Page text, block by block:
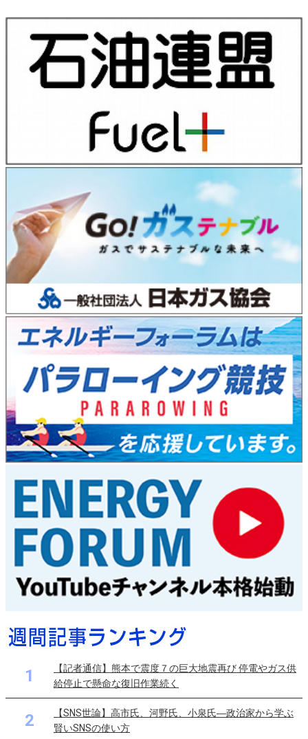
1
【記者通信】熊本で震度７の巨大地震再び 停電やガス供
給停止で懸命な復旧作業続く
2
【SNS世論】高市氏、河野氏、小泉氏―政治家から学ぶ
賢いSNSの使い方